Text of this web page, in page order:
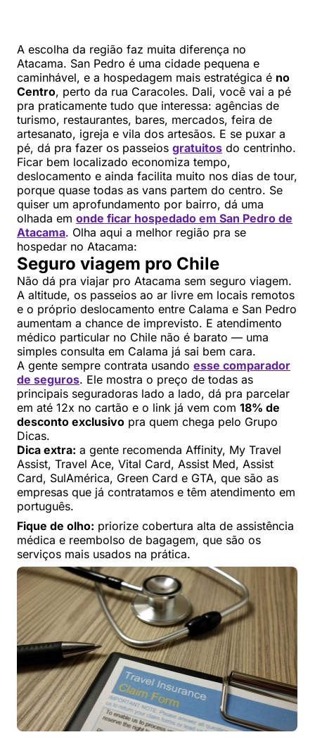
A escolha da região faz muita diferença no
Atacama. San Pedro é uma cidade pequena e
caminhável, e a hospedagem mais estratégica é no
Centro, perto da rua Caracoles. Dali, você vai a pé
pra praticamente tudo que interessa: agências de
turismo, restaurantes, bares, mercados, feira de
artesanato, igreja e vila dos artesãos. E se puxar a
pé, dá pra fazer os passeios gratuitos do centrinho.
Ficar bem localizado economiza tempo,
deslocamento e ainda facilita muito nos dias de tour,
porque quase todas as vans partem do centro. Se
quiser um aprofundamento por bairro, dá uma
olhada em onde ficar hospedado em San Pedro de
Atacama. Olha aqui a melhor região pra se
hospedar no Atacama:
Seguro viagem pro Chile
Não dá pra viajar pro Atacama sem seguro viagem.
A altitude, os passeios ao ar livre em locais remotos
e o próprio deslocamento entre Calama e San Pedro
aumentam a chance de imprevisto. E atendimento
médico particular no Chile não é barato — uma
simples consulta em Calama já sai bem cara.
A gente sempre contrata usando esse comparador
de seguros. Ele mostra o preço de todas as
principais seguradoras lado a lado, dá pra parcelar
em até 12x no cartão e o link já vem com 18% de
desconto exclusivo pra quem chega pelo Grupo
Dicas.
Dica extra: a gente recomenda Affinity, My Travel
Assist, Travel Ace, Vital Card, Assist Med, Assist
Card, SulAmérica, Green Card e GTA, que são as
empresas que já contratamos e têm atendimento em
português.
Fique de olho: priorize cobertura alta de assistência
médica e reembolso de bagagem, que são os
serviços mais usados na prática.